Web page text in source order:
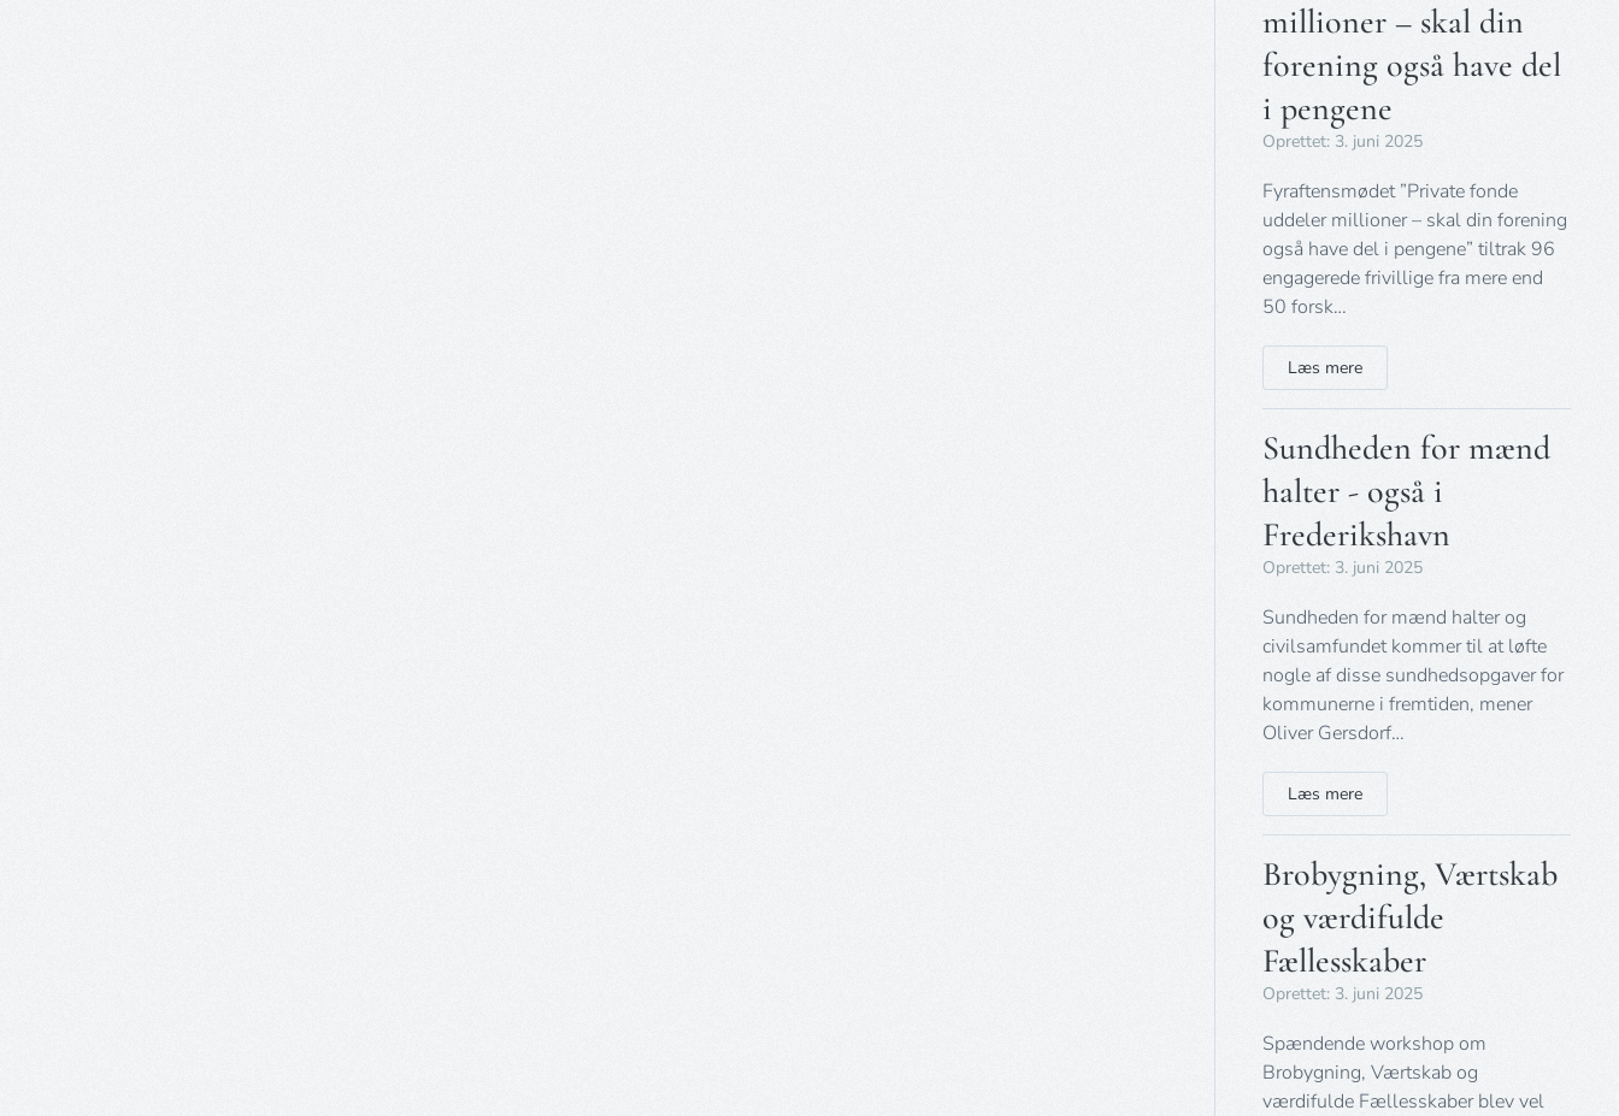
millioner – skal din
forening også have del
i pengene
Oprettet: 3. juni 2025
Fyraftensmødet ”Private fonde
uddeler millioner – skal din forening
også have del i pengene” tiltrak 96
engagerede frivillige fra mere end
50 forsk…
Læs mere
Sundheden for mænd
halter - også i
Frederikshavn
Oprettet: 3. juni 2025
Sundheden for mænd halter og
civilsamfundet kommer til at løfte
nogle af disse sundhedsopgaver for
kommunerne i fremtiden, mener
Oliver Gersdorf…
Læs mere
Brobygning, Værtskab
og værdifulde
Fællesskaber
Oprettet: 3. juni 2025
Spændende workshop om
Brobygning, Værtskab og
værdifulde Fællesskaber blev vel